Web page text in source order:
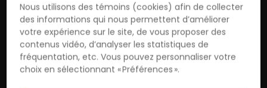
Nous utilisons des témoins (cookies) afin de collecter
des informations qui nous permettent d’améliorer
votre expérience sur le site, de vous proposer des
contenus vidéo, d’analyser les statistiques de
fréquentation, etc. Vous pouvez personnaliser votre
choix en sélectionnant « Préférences ».